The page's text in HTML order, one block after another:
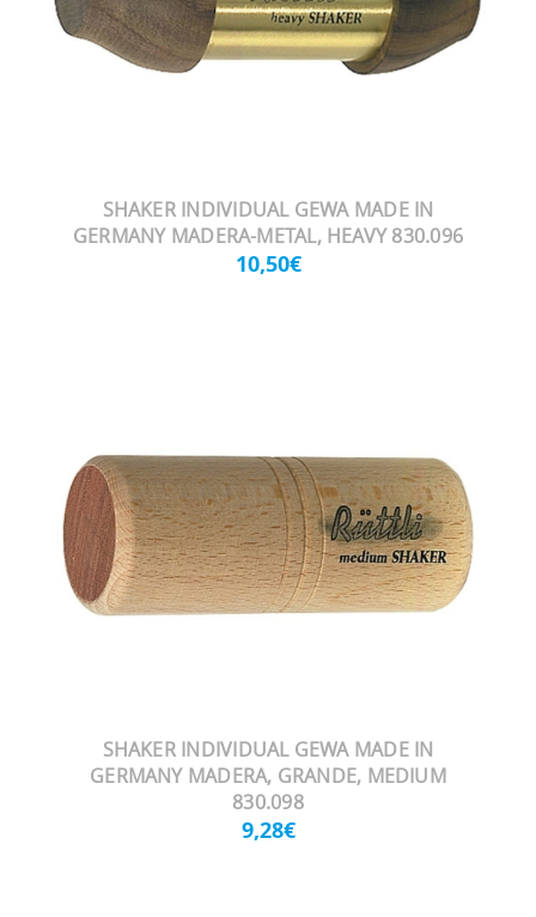
SHAKER INDIVIDUAL GEWA MADE IN
GERMANY MADERA-METAL, HEAVY 830.096
10,50€
SHAKER INDIVIDUAL GEWA MADE IN
GERMANY MADERA, GRANDE, MEDIUM
830.098
9,28€